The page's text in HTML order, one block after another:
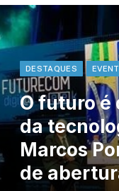
DESTAQUES
O futuro é
da
Marcos
de